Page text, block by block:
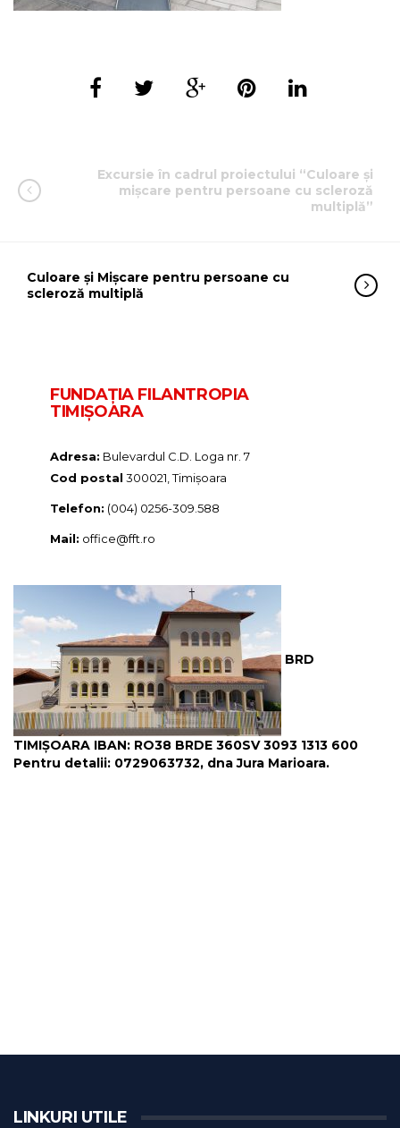
Excursie în cadrul proiectului “Culoare și
mișcare pentru persoane cu scleroză
multiplă”
Culoare şi Mişcare pentru persoane cu
scleroză multiplă
FUNDAŢIA FILANTROPIA
TIMIȘOARA
Adresa: Bulevardul C.D. Loga nr. 7
Cod postal 300021, Timișoara
Telefon: (004) 0256-309.588
Mail: office@fft.ro
BRD
TIMIȘOARA IBAN: RO38 BRDE 360SV 3093 1313 600
Pentru detalii: 0729063732, dna Jura Marioara.
LINKURI UTILE